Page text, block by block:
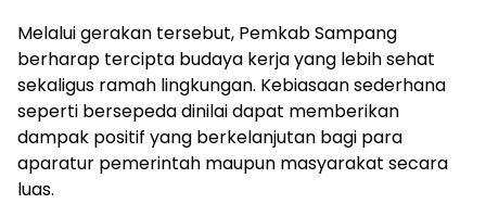
Melalui gerakan tersebut, Pemkab Sampang
berharap tercipta budaya kerja yang lebih sehat
sekaligus ramah lingkungan. Kebiasaan sederhana
seperti bersepeda dinilai dapat memberikan
dampak positif yang berkelanjutan bagi para
aparatur pemerintah maupun masyarakat secara
luas.